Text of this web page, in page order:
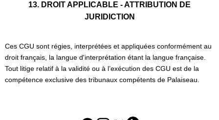
13. DROIT APPLICABLE - ATTRIBUTION DE
JURIDICTION
Ces CGU sont régies, interprétées et appliquées conformément au
droit français, la langue d'interprétation étant la langue française.
Tout litige relatif à la validité ou à l’exécution des CGU est de la
compétence exclusive des tribunaux compétents de Palaiseau.